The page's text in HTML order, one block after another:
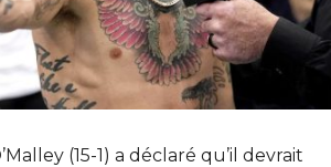
(15-1) a déclaré qu’il devrait